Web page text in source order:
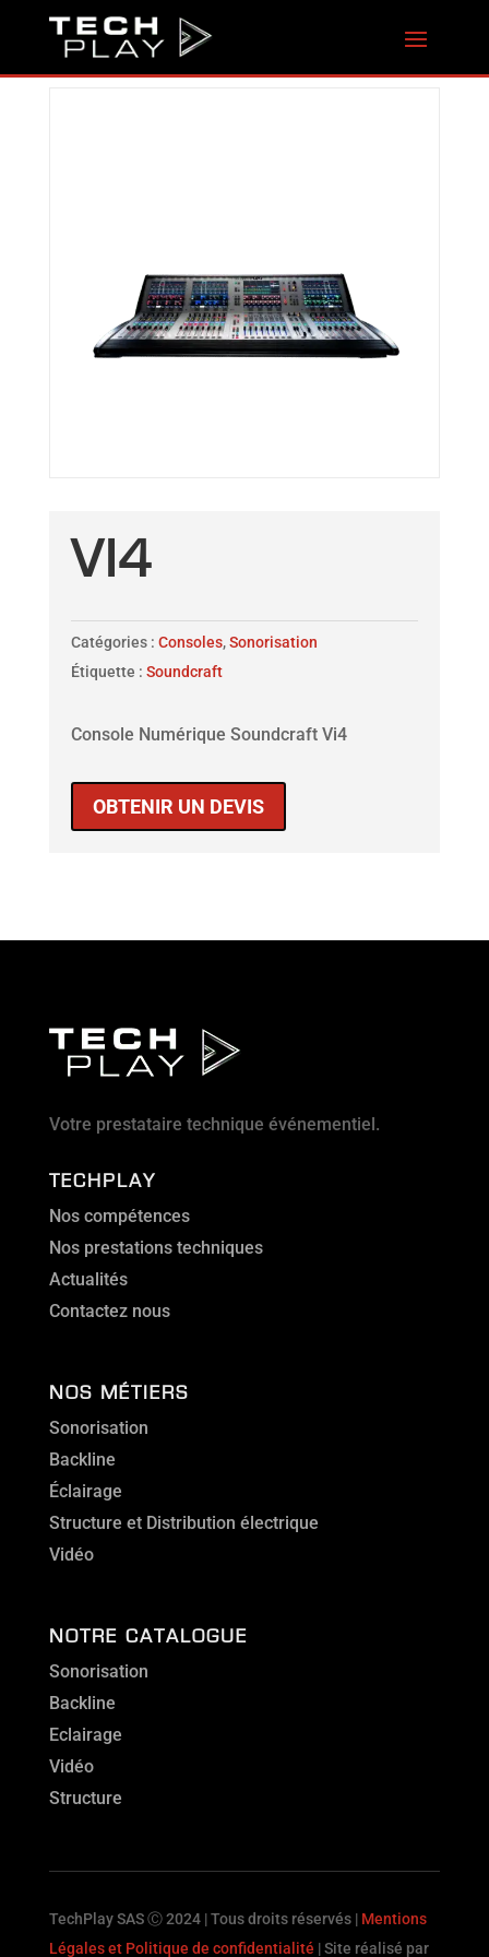
VI4
Catégories : Consoles,Sonorisation
Étiquette : Soundcraft
Console Numérique Soundcraft Vi4
OBTENIR UN DEVIS
Votre prestataire technique événementiel.
TECHPLAY
Nos compétences
Nos prestations techniques
Actualités
Contactez nous
NOS MÉTIERS
Sonorisation
Backline
Éclairage
Structure et Distribution électrique
Vidéo
NOTRE CATALOGUE
Sonorisation
Backline
Eclairage
Vidéo
Structure
TechPlay SAS Ⓒ 2024 | Tous droits réservés | Mentions
Légales et Politique de confidentialité | Site réalisé par